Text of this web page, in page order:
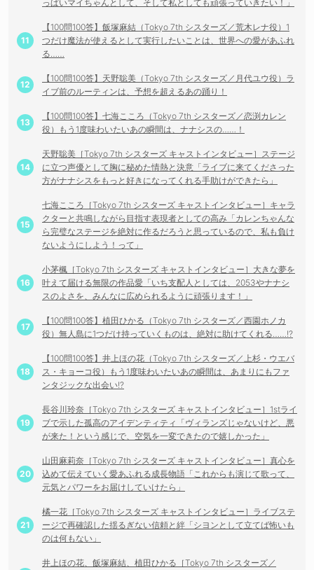
っぱいマイちゃんとして、そして私としても頑張っていきたい！」
【100問100答】飯塚麻結（Tokyo 7th シスターズ／荒木レナ役）1
つだけ魔法が使えるとして実行したいことは、世界への愛があふれ
る……
【100問100答】天野聡美（Tokyo 7th シスターズ／月代ユウ役）ラ
イブ前のルーティンは、予想を超えるあの踊り！
【100問100答】七海こころ（Tokyo 7th シスターズ／恋渕カレン
役）もう1度味わいたいあの瞬間は、ナナシスの……！
天野聡美［Tokyo 7th シスターズ キャストインタビュー］ステージ
に立つ声優として胸に秘めた情熱と決意「ライブに来てくださった
方がナナシスをもっと好きになってくれる手助けができたら」
七海こころ［Tokyo 7th シスターズ キャストインタビュー］キャラ
クターと共鳴しながら目指す表現者としての高み「カレンちゃんな
ら完璧なステージを絶対に作るだろうと思っているので、私も負け
ないようにしよう！って」
小茅楓［Tokyo 7th シスターズ キャストインタビュー］大きな夢を
叶えて届ける無限の作品愛「いち支配人としては、2053やナナシ
スのよさを、みんなに広められるように頑張ります！」
【100問100答】植田ひかる（Tokyo 7th シスターズ／西園ホノカ
役）無人島に1つだけ持っていくものは、絶対に助けてくれる……!?
【100問100答】井上ほの花（Tokyo 7th シスターズ／上杉・ウエバ
ス・キョーコ役）もう1度味わいたいあの瞬間は、あまりにもファ
ンタジックな出会い!?
長谷川玲奈［Tokyo 7th シスターズ キャストインタビュー］1stライ
ブで示した孤高のアイデンティティ「ヴィランズじゃないけど、悪
が来た！という感じで、空気を一変できたので嬉しかった」
山田麻莉奈［Tokyo 7th シスターズ キャストインタビュー］真心を
込めて伝えていく愛あふれる成長物語「これからも演じて歌って、
元気とパワーをお届けしていけたら」
橘一花［Tokyo 7th シスターズ キャストインタビュー］ライブステ
ージで再確認した揺るぎない信頼と絆「シヨンとして立てば怖いも
のは何もない」
井上ほの花、飯塚麻結、植田ひかる［Tokyo 7th シスターズ／